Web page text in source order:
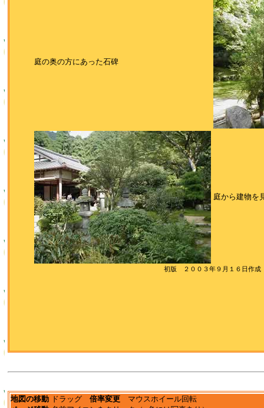
庭の奥の方にあった石碑
庭から建物を
初版 ２００３年９月１６日作成
地図の移動 ドラッグ 倍率変更 マウスホイール回転